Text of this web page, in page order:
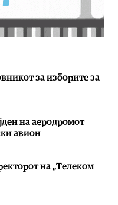
за изборите за
на аеродромот
авион
на „Телеком